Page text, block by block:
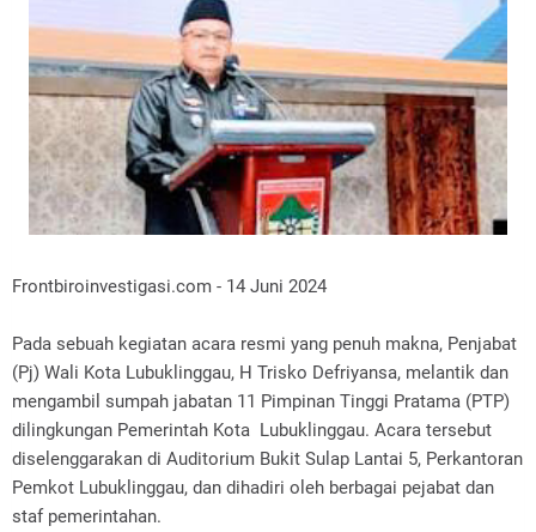
Frontbiroinvestigasi.com - 14 Juni 2024
Pada sebuah kegiatan acara resmi yang penuh makna, Penjabat
(Pj) Wali Kota Lubuklinggau, H Trisko Defriyansa, melantik dan
mengambil sumpah jabatan 11 Pimpinan Tinggi Pratama (PTP)
dilingkungan Pemerintah Kota Lubuklinggau. Acara tersebut
diselenggarakan di Auditorium Bukit Sulap Lantai 5, Perkantoran
Pemkot Lubuklinggau, dan dihadiri oleh berbagai pejabat dan
staf pemerintahan.